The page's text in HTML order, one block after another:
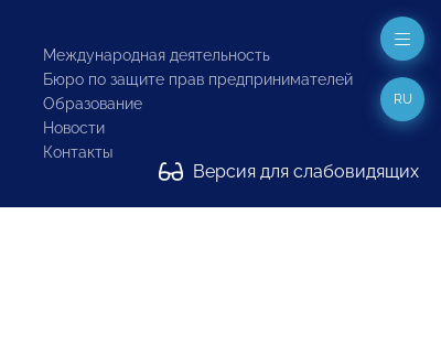
Международная деятельность
Бюро по защите прав предпринимателей
Образование
Новости
Контакты
Версия для слабовидящих
RU